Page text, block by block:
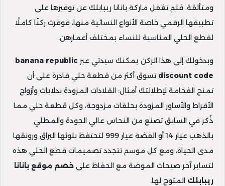
ومتألقة، فلم تغفل ماركة بانانا ريبابلك عن توفيرها على
تطبيقها الرقمي خاصة الأنواع النسائية منها، فوفرت ركنًا كاملًا
لقطع الحلي المناسبة للنساء بمختلف أعمارهن.
وبدخولك إلى هذا الركن يمكنك سيدتي عبر banana republic
discount code تسوق أكثر من قطعة حلي قادرة على أن
تمنح الفخامة لإطلالتك أمثال: القلادات المزودة بدلايات وأزواج
الأقراط والأساور المزودة بحلقات مزدوجة، وكل قطعة حلي مما
ذُكر في السابق تصنع من النحاس عالي الجودة والمطلي
بالذهب عيار 14 أو الفضة عيار 999 لتحتفظ بلونها البراق ورونقها
مدى الحياة، ومع كل موسم تتجدد تصميمات قطع الحلي هذه
لتساير آخر صيحات الموضة مع الحفاظ على خصم موقع بانانا
ريبابلك المتوج لها.